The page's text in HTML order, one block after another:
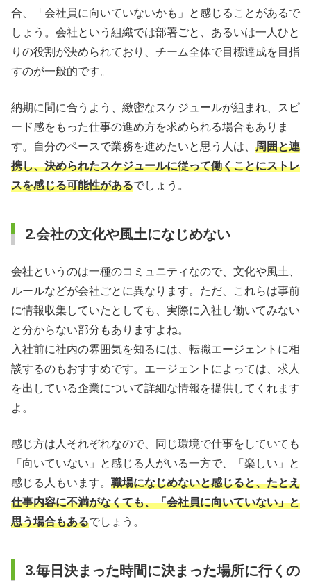
合、「会社員に向いていないかも」と感じることがあるで
しょう。会社という組織では部署ごと、あるいは一人ひと
りの役割が決められており、チーム全体で目標達成を目指
すのが一般的です。
納期に間に合うよう、緻密なスケジュールが組まれ、スピ
ード感をもった仕事の進め方を求められる場合もありま
す。自分のペースで業務を進めたいと思う人は、 周囲と連
携し、決められたスケジュールに従って働くことにストレ
スを感じる可能性があるでしょう。
2.会社の文化や風土になじめない
会社というのは一種のコミュニティなので、文化や風土、
ルールなどが会社ごとに異なります。ただ、これらは事前
に情報収集していたとしても、実際に入社し働いてみない
と分からない部分もありますよね。
入社前に社内の雰囲気を知るには、転職エージェントに相
談するのもおすすめです。エージェントによっては、求人
を出している企業について詳細な情報を提供してくれます
よ。
感じ方は人それぞれなので、同じ環境で仕事をしていても
「向いていない」と感じる人がいる一方で、「楽しい」と
感じる人もいます。 職場になじめないと感じると、たとえ
仕事内容に不満がなくても、「会社員に向いていない」と
思う場合もあるでしょう。
3.毎日決まった時間に決まった場所に行くの